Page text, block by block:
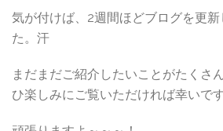
気が付けば、2週間ほどブログを更
た。汗
まだまだご紹介したいことがたくさ
ひ楽しみにご覧いただければ幸いです